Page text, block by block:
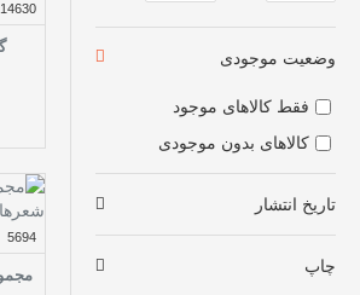
تاریخ انتشار
چاپ
وضعیت موجودی
فقط کالاهای موجود
کالاهای بدون موجودی
14630
5694